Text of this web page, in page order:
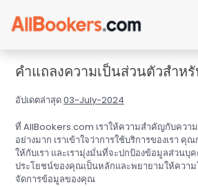
คำแถลงความเป็นส่วนตัวสำห
อัปเดตล่าสุด03-July-2024
ที่ AllBookers.com เราให้ความสำคัญกับควา
อย่างมาก เราเข้าใจว่าการใช้บริการของเรา คุ
ให้กับเรา และเรามุ่งมั่นที่จะปกป้องข้อมูลส่วนบุ
ประโยชน์ของคุณเป็นหลักและพยายามให้ความ
จัดการข้อมูลของคุณ